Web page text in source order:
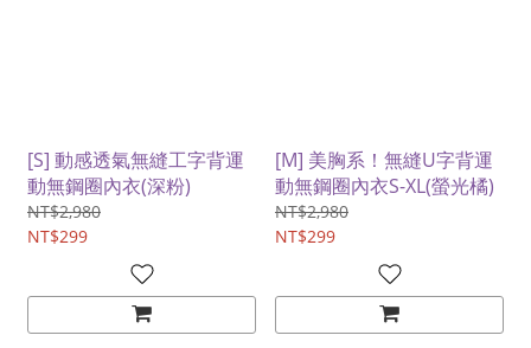
[S] 動感透氣無縫工字背運
動無鋼圈內衣(深粉)
NT$2,980
NT$299
[M] 美胸系！無縫U字背運
動無鋼圈內衣S-XL(螢光橘)
NT$2,980
NT$299